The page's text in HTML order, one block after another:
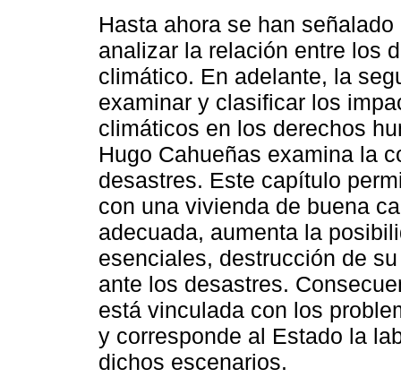
Hasta ahora se han
analizar la relación entre los
climático. En adelante, la
examinar y clasificar los
climáticos en los derechos
Hugo Cahueñas examina la
desastres. Este capítulo
con una vivienda de buena
adecuada, aumenta la
esenciales, destrucción de
ante los desastres.
está vinculada con los
y corresponde al Estado la
dichos escenarios.